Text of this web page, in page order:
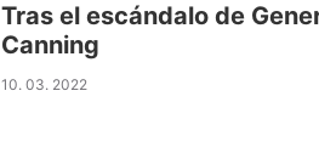
Tras el escándalo de
Canning
10. 03. 2022